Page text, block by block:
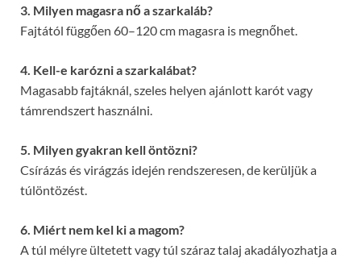
3. Milyen magasra nő a szarkaláb?
Fajtától függően 60–120 cm magasra is megnőhet.
4. Kell-e karózni a szarkalábat?
Magasabb fajtáknál, szeles helyen ajánlott karót vagy
támrendszert használni.
5. Milyen gyakran kell öntözni?
Csírázás és virágzás idején rendszeresen, de kerüljük a
túlöntözést.
6. Miért nem kel ki a magom?
A túl mélyre ültetett vagy túl száraz talaj akadályozhatja a